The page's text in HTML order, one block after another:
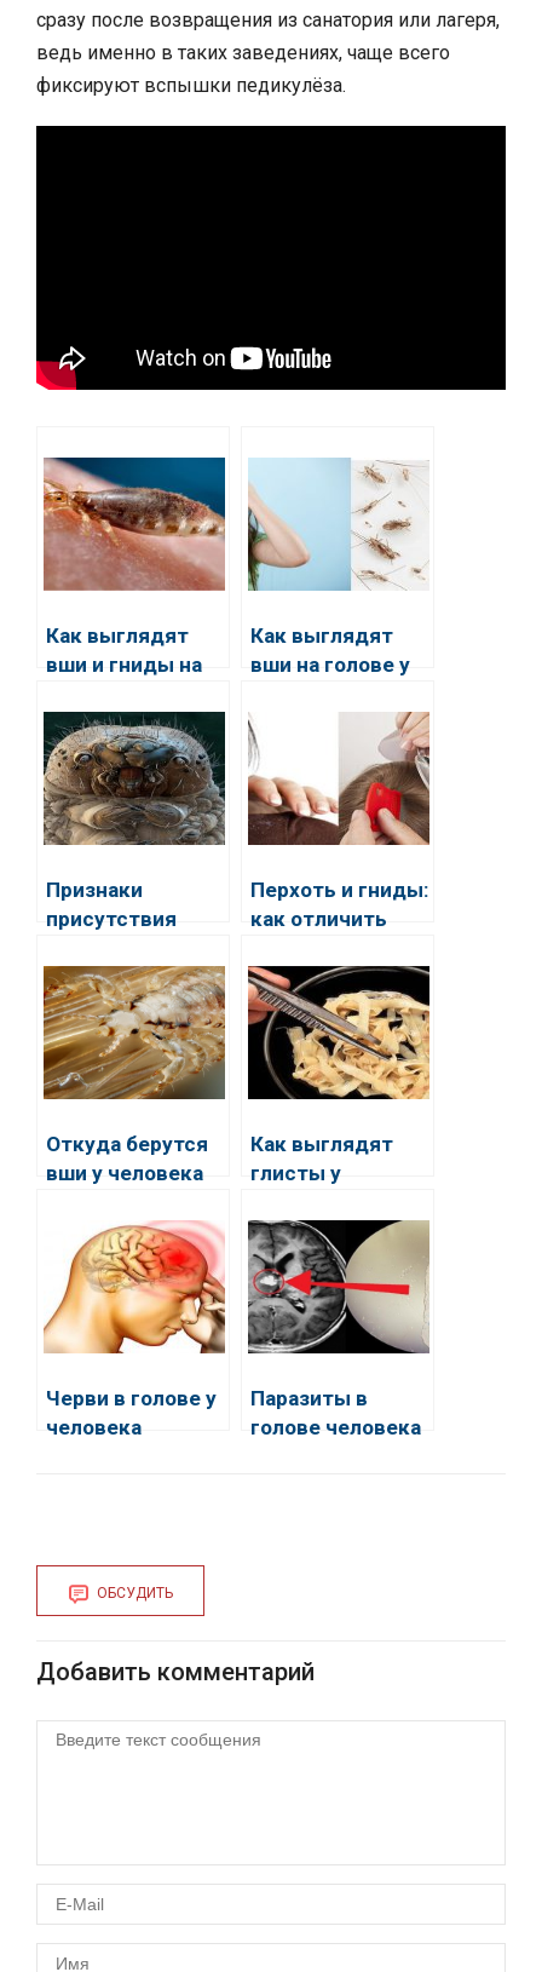
сразу после возвращения из санатория или лагеря,
ведь именно в таких заведениях, чаще всего
фиксируют вспышки педикулёза.
Как выглядят
вши и гниды на
Как выглядят
вши на голове у
Признаки
присутствия
человека
Перхоть и гниды:
как отличить
Откуда берутся
вши у человека
изначально
Как выглядят
глисты у
Черви в голове у
человека
Паразиты в
голове человека
ОБСУДИТЬ
Добавить комментарий